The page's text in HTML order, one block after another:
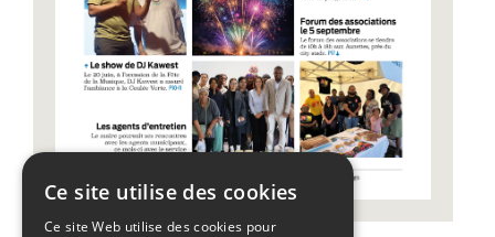
Ce site utilise des cookies
Ce site Web utilise des cookies pour